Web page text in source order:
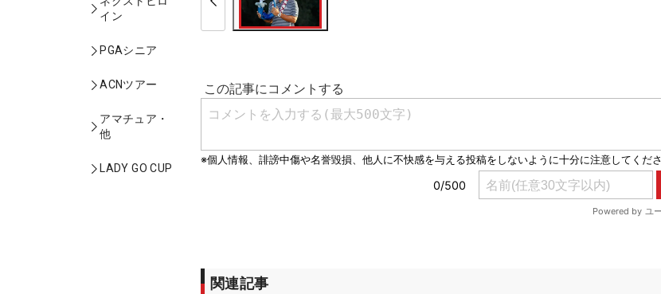
イン
PGAシニア
ACNツアー
アマチュア・
他
LADY GO CUP
関連記事